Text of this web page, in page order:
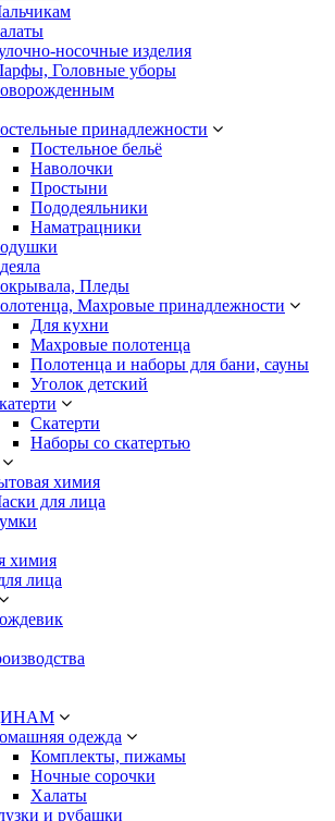
носочные изделия
Головные уборы
принадлежности
Постельное бельё
Наволочки
Простыни
Пододеяльники
Наматрацники
Пледы
Махровые принадлежности
Для кухни
Махровые полотенца
Полотенца и наборы для бани, сауны
Уголок детский
Скатерти
Наборы со скатертью
химия
для лица
химия
лица
одежда
Комплекты, пижамы
Ночные сорочки
Халаты
и рубашки